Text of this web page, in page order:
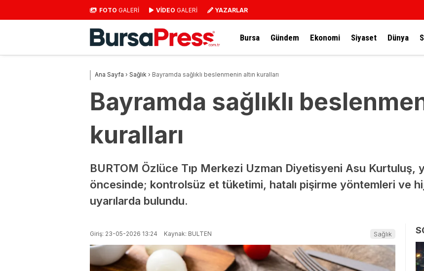
FOTO GALERİ VİDEO GALERİ YAZARLAR
Bursa Gündem Ekonomi Siyaset Dünya
Ana Sayfa › Sağlık › Bayramda sağlıklı beslenmenin altın kuralları
Bayramda sağlıklı
kuralları
BURTOM Özlüce Tıp Merkezi Uzman Diyetisyeni Asu Kurtuluş,
öncesinde; kontrolsüz et tüketimi, hatalı pişirme yöntemleri ve
uyarılarda bulundu.
Giriş: 23-05-2026 13:24 Kaynak: BULTEN Sağlık